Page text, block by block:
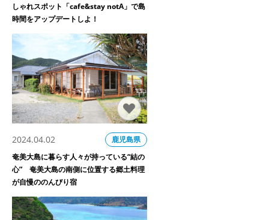
しゃれスポット「cafe&stay notA」で島
時間をアップデートしよ！
2024.04.02
鹿児島県
奄美大島に暮らす人々が持っている“結の
心” 奄美大島の南側に位置する郷土料理
が自慢ののんびり宿